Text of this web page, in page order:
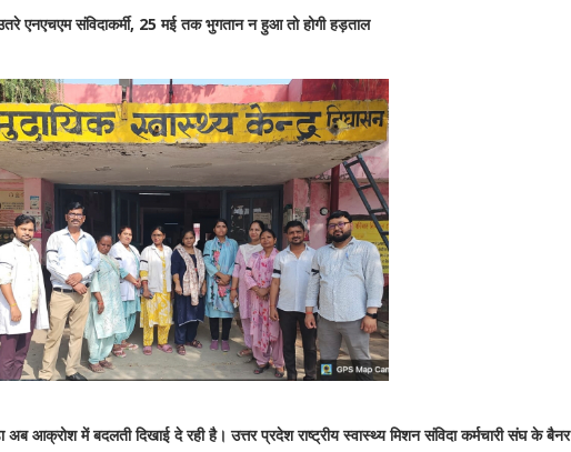
एनएचएम संविदाकर्मी, 25 मई तक भुगतान न हुआ तो होगी हड़ताल
आक्रोश में बदलती दिखाई दे रही है। उत्तर प्रदेश राष्ट्रीय स्वास्थ्य मिशन संविदा कर्मचारी संघ के बैनर